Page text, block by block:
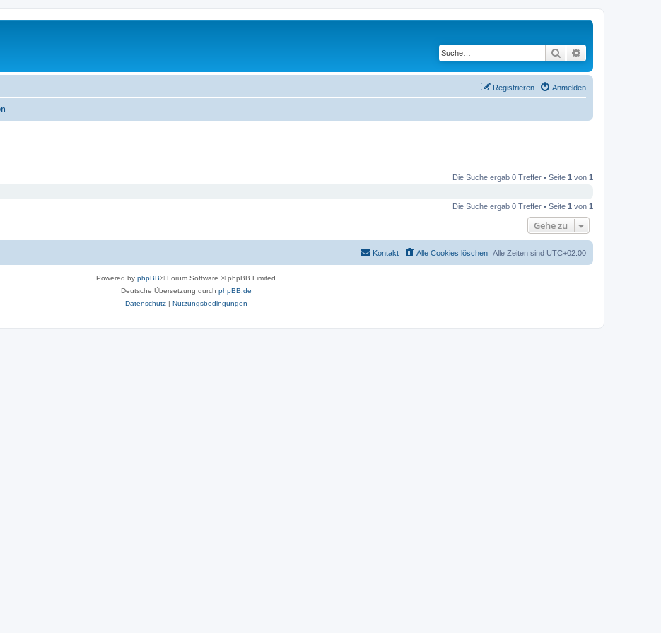
Suche
Anmelden
Registrieren
Die Suche ergab 0 Treffer • Seite 1 von 1
Die Suche ergab 0 Treffer • Seite 1 von 1
Gehe zu
Alle Zeiten sind UTC+02:00
Alle Cookies löschen
Kontakt
Powered by phpBB® Forum Software © phpBB Limited
Deutsche Übersetzung durch phpBB.de
Datenschutz| Nutzungsbedingungen